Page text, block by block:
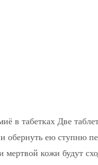
в табетках Две
обернуть ею ступню
кожи будут